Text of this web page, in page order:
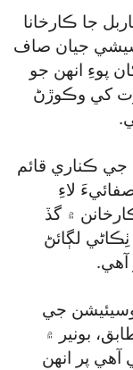
جا ڪارخانا
جيان صاف
پوءِ انهن جو
کي وڪوڙڻ
جي ڪناري قائم
لاءِ
۾ گڏ
لڳائڻ
آهي.
جي
بونير ۾
شروع ٿي آهي پر انهن